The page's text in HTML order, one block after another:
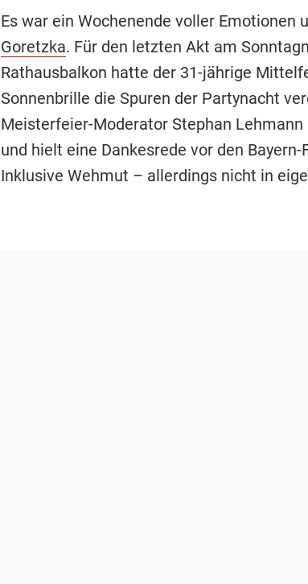
Es war ein Wochenende voller Emotionen
Goretzka. Für den letzten Akt am
Rathausbalkon hatte der 31-jährige
Sonnenbrille die Spuren der Partynacht
Meisterfeier-Moderator Stephan
und hielt eine Dankesrede vor den Bayern-
Inklusive Wehmut – allerdings nicht in